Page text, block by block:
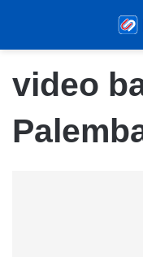
video